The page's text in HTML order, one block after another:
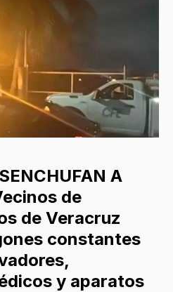
A
de
de Veracruz
constantes
y aparatos